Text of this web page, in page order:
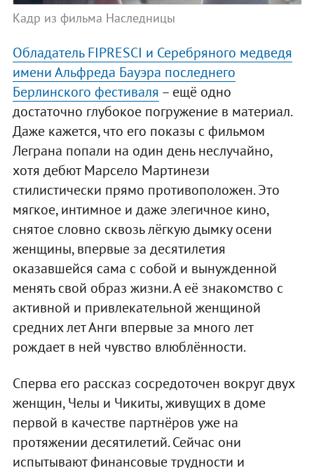
Кадр из фильма Наследницы
Обладатель FIPRESCI и Серебряного медведя
имени Альфреда Бауэра последнего
Берлинского фестиваля – ещё одно
достаточно глубокое погружение в материал.
Даже кажется, что его показы с фильмом
Леграна попали на один день неслучайно,
хотя дебют Марсело Мартинези
стилистически прямо противоположен. Это
мягкое, интимное и даже элегичное кино,
снятое словно сквозь лёгкую дымку осени
женщины, впервые за десятилетия
оказавшейся сама с собой и вынужденной
менять свой образ жизни. А её знакомство с
активной и привлекательной женщиной
средних лет Анги впервые за много лет
рождает в ней чувство влюблённости.
Сперва его рассказ сосредоточен вокруг двух
женщин, Челы и Чикиты, живущих в доме
первой в качестве партнёров уже на
протяжении десятилетий. Сейчас они
испытывают финансовые трудности и